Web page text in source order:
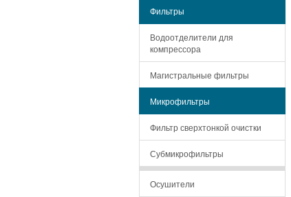
Фильтры
Водоотделители для
компрессора
Магистральные фильтры
Микрофильтры
Фильтр сверхтонкой очистки
Субмикрофильтры
Осушители